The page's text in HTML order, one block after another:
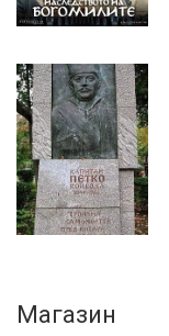
Магазин